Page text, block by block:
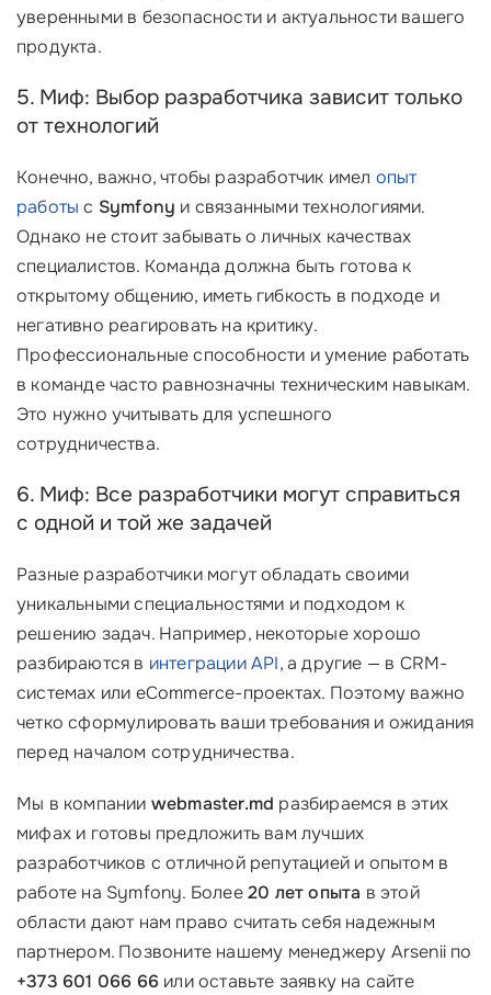
уверенными в безопасности и актуальности вашего
продукта.
5. Миф: Выбор разработчика зависит только
от технологий
Конечно, важно, чтобы разработчик имел опыт
работы с Symfony и связанными технологиями.
Однако не стоит забывать о личных качествах
специалистов. Команда должна быть готова к
открытому общению, иметь гибкость в подходе и
негативно реагировать на критику.
Профессиональные способности и умение работать
в команде часто равнозначны техническим навыкам.
Это нужно учитывать для успешного
сотрудничества.
6. Миф: Все разработчики могут справиться
с одной и той же задачей
Разные разработчики могут обладать своими
уникальными специальностями и подходом к
решению задач. Например, некоторые хорошо
разбираются в интеграции API, а другие — в CRM-
системах или eCommerce-проектах. Поэтому важно
четко сформулировать ваши требования и ожидания
перед началом сотрудничества.
Мы в компании webmaster.md разбираемся в этих
мифах и готовы предложить вам лучших
разработчиков с отличной репутацией и опытом в
работе на Symfony. Более20 лет опыта в этой
области дают нам право считать себя надежным
партнером. Позвоните нашему менеджеру Arsenii по
+373 601 066 66 или оставьте заявку на сайте